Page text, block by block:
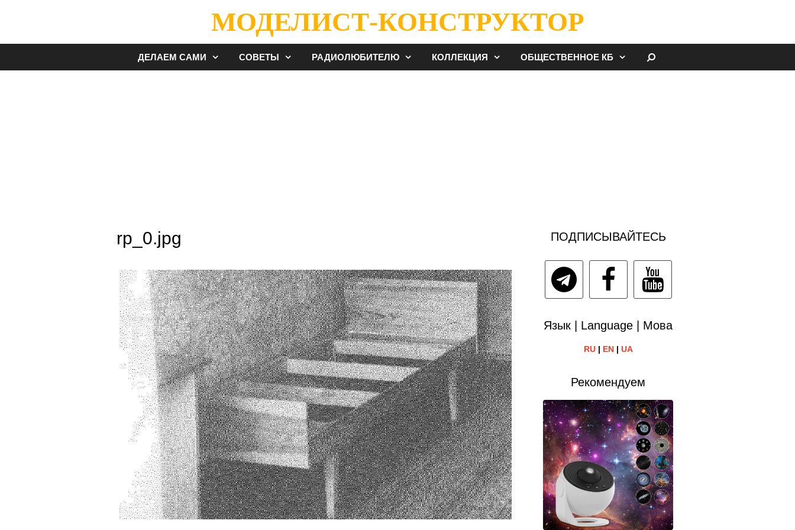
МОДЕЛИСТ-КОНСТРУКТОР
ДЕЛАЕМ САМИ СОВЕТЫ РАДИОЛЮБИТЕЛЮ КОЛЛЕКЦИЯ ОБЩЕСТВЕННОЕ КБ
rp_0.jpg ПОДПИСЫВАЙТЕСЬ
Язык | Language | Мова
RU| EN| UA
Рекомендуем